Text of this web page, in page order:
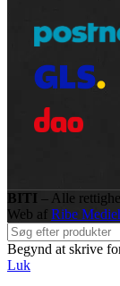
BITI – Alle
Web af Ribe
Begynd at skrive
Luk